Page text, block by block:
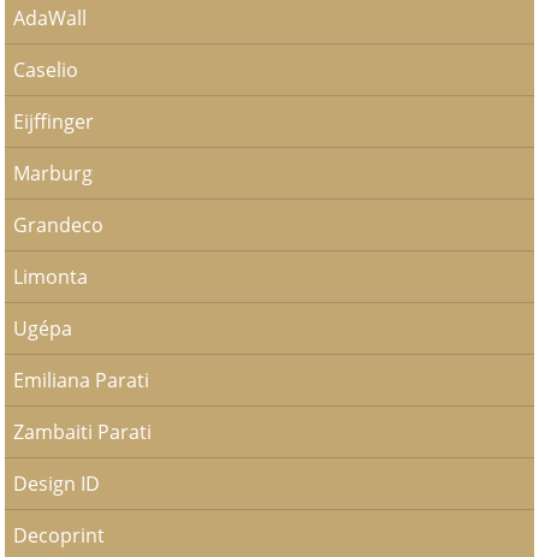
AdaWall
Caselio
Eijffinger
Marburg
Grandeco
Limonta
Ugépa
Emiliana Parati
Zambaiti Parati
Design ID
Decoprint